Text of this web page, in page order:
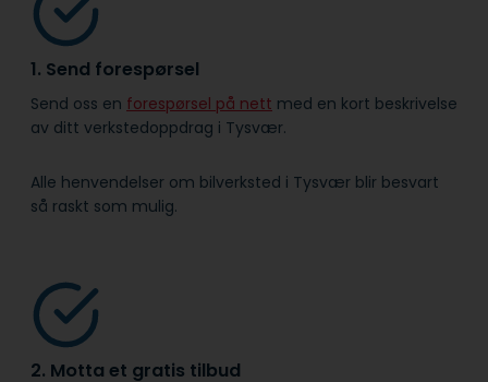
1. Send forespørsel
Send oss en forespørsel på nett med en kort beskrivelse
av ditt verkstedoppdrag i Tysvær.
Alle henvendelser om bilverksted i Tysvær blir besvart
så raskt som mulig.
2. Motta et gratis tilbud